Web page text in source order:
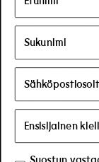
ALV-numeromme
käyttämällä
KAIKKIA NÄITÄ
LOPETETTAVA
Täydentävät
sivustolla,